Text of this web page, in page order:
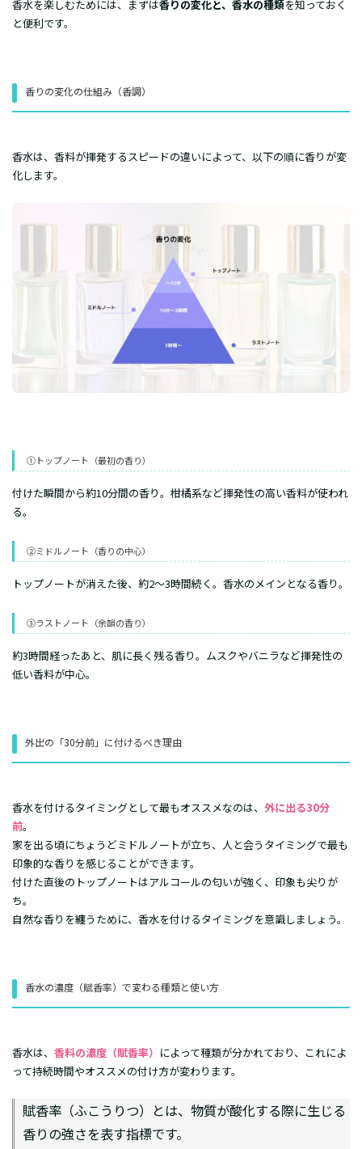
​香水を楽しむためには、まずは香りの変化と、香水の種類を知っておく
と便利です。
​香りの変化の仕組み（香調）
​香水は、香料が揮発するスピードの違いによって、以下の順に香りが変
化します。
①トップノート（最初の香り）
付けた瞬間から約10分間の香り。柑橘系など揮発性の高い香料が使われ
る。
②ミドルノート（香りの中心）
トップノートが消えた後、約2～3時間続く。香水のメインとなる香り。
③ラストノート（余韻の香り）
約3時間経ったあと、肌に長く残る香り。ムスクやバニラなど揮発性の
低い香料が中心。
外出の「30分前」に付けるべき理由
​香水を付けるタイミングとして最もオススメなのは、 外に出る30分
前。
家を出る頃にちょうどミドルノートが立ち、人と会うタイミングで最も
印象的な香りを感じることができます。
付けた直後のトップノートはアルコールの匂いが強く、印象も尖りが
ち。
自然な香りを纏うために、香水を付けるタイミングを意識しましょう。
香水の濃度（賦香率）で変わる種類と使い方
​香水は、 香料の濃度（賦香率） によって種類が分かれており、これによ
って持続時間やオススメの付け方が変わります。
賦香率（ふこうりつ）とは、物質が酸化する際に生じる
香りの強さを表す指標です。